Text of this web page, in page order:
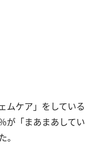
ムケア」をしてい
が「まあまあして
。